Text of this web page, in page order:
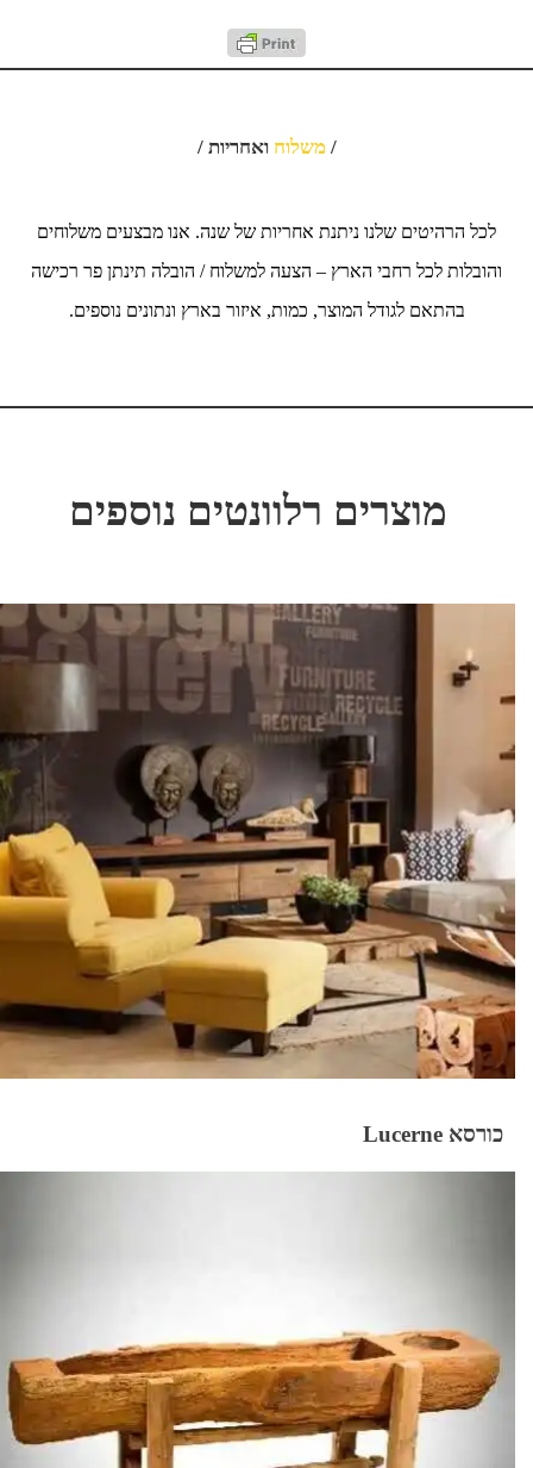
/משלוח ואחריות /
לכל הרהיטים שלנו ניתנת אחריות של שנה. אנו מבצעים משלוחים
והובלות לכל רחבי הארץ – הצעה למשלוח / הובלה תינתן פר רכישה
בהתאם לגודל המוצר, כמות, איזור בארץ ונתונים נוספים.
מוצרים רלוונטים נוספים
כורסא Lucerne